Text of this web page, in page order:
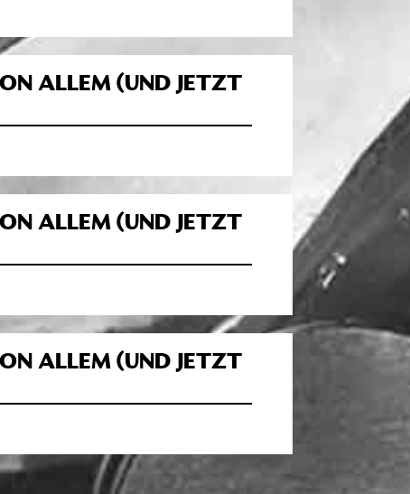
ALLEM (UND JETZT
ALLEM (UND JETZT
ALLEM (UND JETZT